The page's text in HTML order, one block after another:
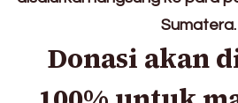
Sumatera.
Donasi akan